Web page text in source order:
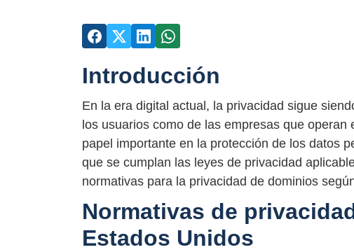
Introducción
En la era digital actual, la privacidad sigue
los usuarios como de las empresas que
papel importante en la protección de los datos
que se cumplan las leyes de privacidad
normativas para la privacidad de dominios
Normativas de
Estados Unidos